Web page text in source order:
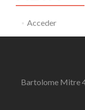
Acceder
Bartolome Mitre